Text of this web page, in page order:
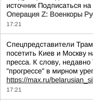
источник Подписаться на
Операция Z: Военкоры
17:21
Спецпредставители
посетить Киев и Москву
пресса. К слову,
"прогрессе" в мирном
https://max.ru/
17:21